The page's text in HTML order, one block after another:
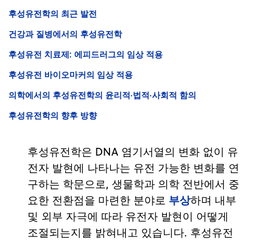
후성유전학의 최근 발전
건강과 질병에서의 후성유전학
후성유전 치료제: 에피드러그의 임상 적용
후성유전 바이오마커의 임상 적용
의학에서의 후성유전학의 윤리적·법적·사회적 함의
후성유전학의 향후 방향
후성유전학은 DNA 염기서열의 변화 없이 유
전자 발현에 나타나는 유전 가능한 변화를 연
구하는 학문으로, 생물학과 의학 전반에서 중
요한 전환점을 마련한 분야로 부상하며 내부
및 외부 자극에 따라 유전자 발현이 어떻게
조절되는지를 밝혀내고 있습니다. 후성유전